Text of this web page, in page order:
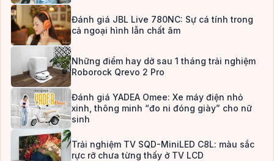
Đánh giá JBL Live 780NC: Sự cá tính trong
cả ngoại hình lẫn chất âm
Những điểm hay dở sau 1 tháng trải nghiệm
Roborock Qrevo 2 Pro
Đánh giá YADEA Omee: Xe máy điện nhỏ
xinh, thông minh “đo ni đóng giày” cho nữ
sinh
Trải nghiệm TV SQD-MiniLED C8L: màu sắc
rực rỡ chưa từng thấy ở TV LCD